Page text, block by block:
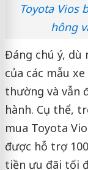
Toyota Vios
hông
Đáng chú ý, dù
của các mẫu
thường và vẫn
hành. Cụ thể,
mua Toyota
được hỗ trợ
tiền ưu đãi tối